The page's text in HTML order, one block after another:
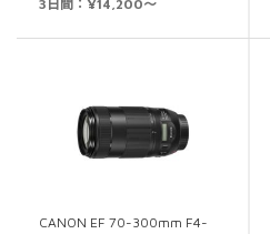
3日間：¥14,200～
CANON EF 70-300mm F4-